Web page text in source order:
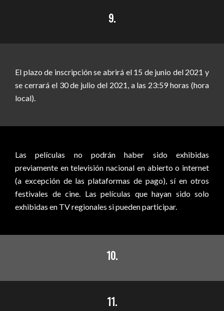
9.
El plazo de inscripción se abrirá el 15 de junio del 2021 y
se cerrará el 30 de julio del 2021, a las 23:59 horas (hora
local).
Las películas no podrán haber sido exhibidas
previamente en televisión nacional en abierto o internet
(a excepción de las plataformas de pago), sí en otros
festivales de cine. Las películas que hayan sido solo
exhibidas en TV regionales si pueden participar.
10.
11.